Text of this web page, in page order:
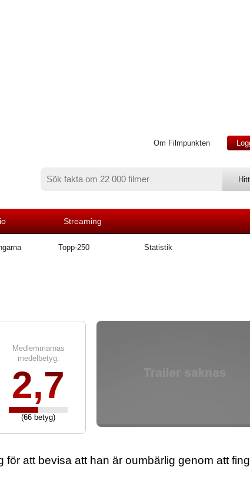
Om Filmpunkten
Streaming
Topp-250 Statistik
Medlemmarnas
medelbetyg:
2,7
(66 betyg)
att bevisa att han är oumbärlig genom att